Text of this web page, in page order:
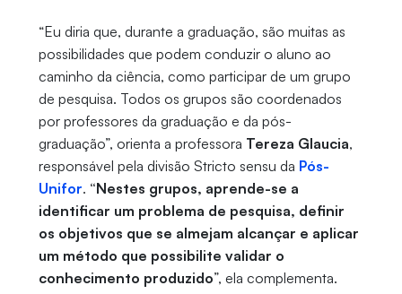
“Eu diria que, durante a graduação, são muitas as
possibilidades que podem conduzir o aluno ao
caminho da ciência, como participar de um grupo
de pesquisa. Todos os grupos são coordenados
por professores da graduação e da pós-
graduação”, orienta a professora Tereza Glaucia,
responsável pela divisão Stricto sensu da Pós-
Unifor. “Nestes grupos, aprende-se a
identificar um problema de pesquisa, definir
os objetivos que se almejam alcançar e aplicar
um método que possibilite validar o
conhecimento produzido”, ela complementa.